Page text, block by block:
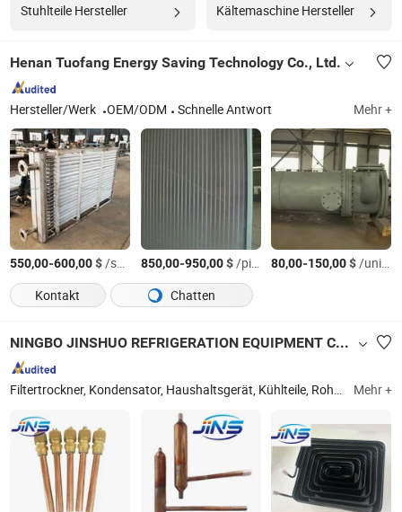
Stuhlteile Hersteller Kältemaschine Hersteller
Henan Tuofang Energy Saving Technology Co., Ltd.
Hersteller/Werk OEM/ODM Schnelle Antwort Mehr +
550,00-600,00$/sets 850,00-950,00$/pieces 80,00-150,00$/units
Kontakt
Chatten
NINGBO JINSHUO REFRIGERATION EQUIPMENT CO., LTD.
Filtertrockner, Kondensator, Haushaltsgerät, Kühlteile, Rohkunststoffmaterial, Schraube Mehr +